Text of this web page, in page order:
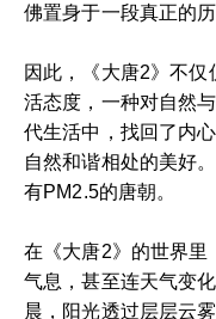
佛置身于一段真正的
因此，《大唐2》不
活态度，一种对自然
代生活中，找回了内
自然和谐相处的美好
有PM2.5的唐朝。
在《大唐2》的世界里
气息，甚至连天气变
晨，阳光透过层层云